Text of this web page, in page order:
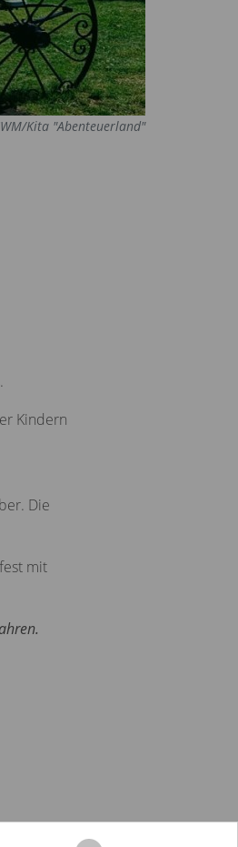
Kita "Abenteuerland"
Kindern
Die
mit